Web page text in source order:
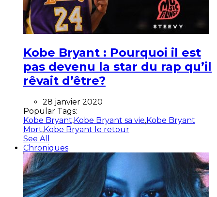
Kobe Bryant : Pourquoi il est
pas devenu la star du rap qu’il
rêvait d’être?
28 janvier 2020
Popular Tags:
Kobe Bryant,Kobe Bryant sa vie,Kobe Bryant
Mort,Kobe Bryant le retour
See All
Chroniques